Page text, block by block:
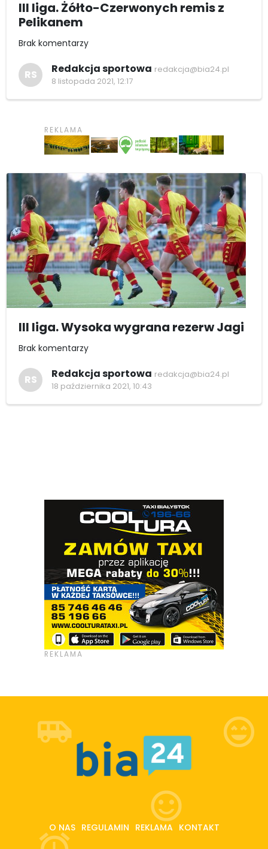
III liga. Żółto-Czerwonych remis z
Pelikanem
Brak komentarzy
RS Redakcja sportowa redakcja@bia24.pl
8 listopada 2021, 12:17
III liga. Wysoka wygrana rezerw Jagi
Brak komentarzy
RS Redakcja sportowa redakcja@bia24.pl
18 października 2021, 10:43
O NAS REGULAMIN REKLAMA KONTAKT